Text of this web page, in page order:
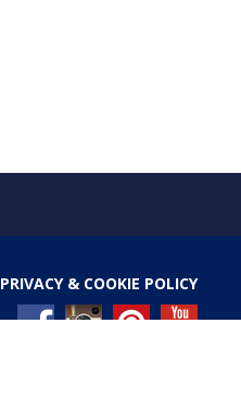
PRIVACY & COOKIE POLICY